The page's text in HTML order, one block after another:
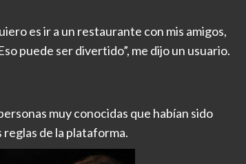
es ir a un restaurante con mis amigos,
puede ser divertido”, me dijo un usuario.
muy conocidas que habían sido
de la plataforma.